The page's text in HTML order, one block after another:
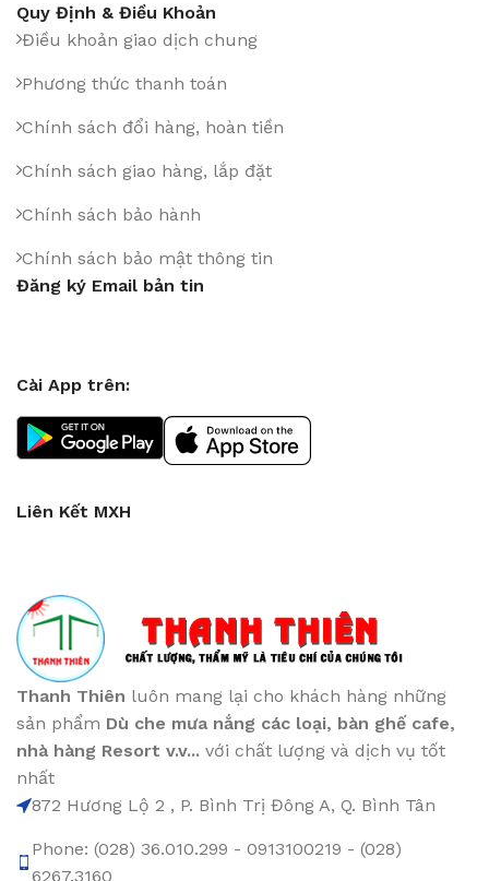
Quy Định & Điều Khoản
Điều khoản giao dịch chung
Phương thức thanh toán
Chính sách đổi hàng, hoàn tiền
Chính sách giao hàng, lắp đặt
Chính sách bảo hành
Chính sách bảo mật thông tin
Đăng ký Email bản tin
Cài App trên:
Liên Kết MXH
Thanh Thiên luôn mang lại cho khách hàng những
sản phẩm Dù che mưa nắng các loại, bàn ghế cafe,
nhà hàng Resort v.v... với chất lượng và dịch vụ tốt
nhất
872 Hương Lộ 2 , P. Bình Trị Đông A, Q. Bình Tân
Phone: (028) 36.010.299 - 0913100219 - (028)
6267.3160